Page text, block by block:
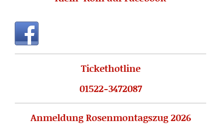
Tickethotline
01522-3472087
Anmeldung Rosenmontagszug 2026